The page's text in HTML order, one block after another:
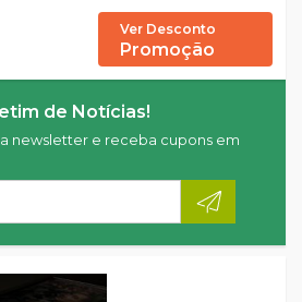
Ver Desconto
Promoção
de Notícias!
newsletter e receba cupons em